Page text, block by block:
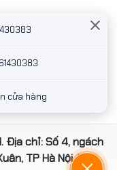
toán công ty
Địa chỉ: Số 4, ngách
TP Hà Nội, Việt
cửa hàng